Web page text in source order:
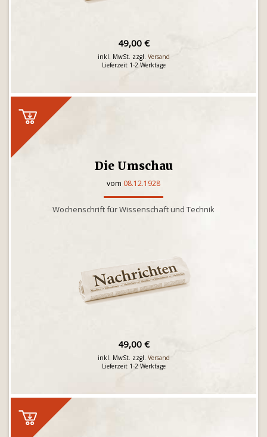
49,00 €
inkl. MwSt. zzgl. Versand
Lieferzeit 1-2 Werktage
Die Umschau
vom 08.12.1928
Wochenschrift für Wissenschaft und Technik
49,00 €
inkl. MwSt. zzgl. Versand
Lieferzeit 1-2 Werktage